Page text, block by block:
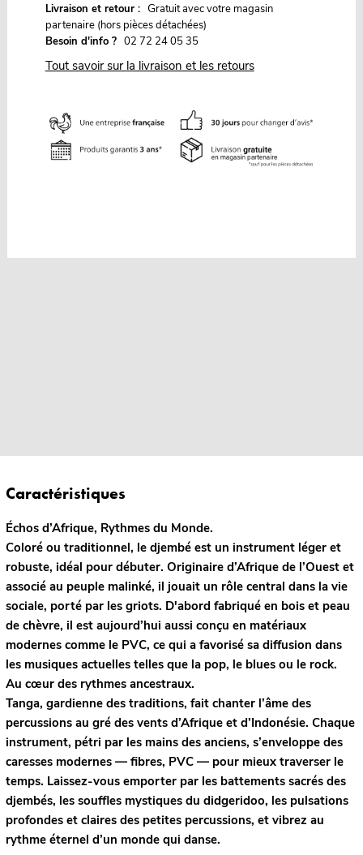
Livraison et retour : Gratuit avec votre magasin
partenaire (hors pièces détachées)
Besoin d'info ? 02 72 24 05 35
Tout savoir sur la livraison et les retours
Caractéristiques
Échos d’Afrique, Rythmes du Monde.
Coloré ou traditionnel, le djembé est un instrument léger et
robuste, idéal pour débuter. Originaire d’Afrique de l’Ouest et
associé au peuple malinké, il jouait un rôle central dans la vie
sociale, porté par les griots. D'abord fabriqué en bois et peau
de chèvre, il est aujourd’hui aussi conçu en matériaux
modernes comme le PVC, ce qui a favorisé sa diffusion dans
les musiques actuelles telles que la pop, le blues ou le rock.
Au cœur des rythmes ancestraux.
Tanga, gardienne des traditions, fait chanter l’âme des
percussions au gré des vents d’Afrique et d’Indonésie. Chaque
instrument, pétri par les mains des anciens, s’enveloppe des
caresses modernes — fibres, PVC — pour mieux traverser le
temps. Laissez-vous emporter par les battements sacrés des
djembés, les souffles mystiques du didgeridoo, les pulsations
profondes et claires des petites percussions, et vibrez au
rythme éternel d’un monde qui danse.